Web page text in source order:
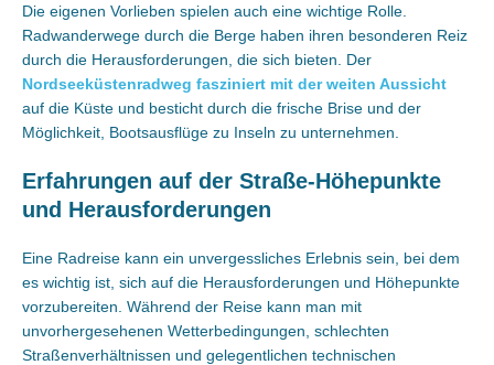
Die eigenen Vorlieben spielen auch eine wichtige Rolle.
Radwanderwege durch die Berge haben ihren besonderen Reiz
durch die Herausforderungen, die sich bieten. Der
Nordseeküstenradweg fasziniert mit der weiten Aussicht
auf die Küste und besticht durch die frische Brise und der
Möglichkeit, Bootsausflüge zu Inseln zu unternehmen.
Erfahrungen auf der Straße-Höhepunkte
und Herausforderungen
Eine Radreise kann ein unvergessliches Erlebnis sein, bei dem
es wichtig ist, sich auf die Herausforderungen und Höhepunkte
vorzubereiten. Während der Reise kann man mit
unvorhergesehenen Wetterbedingungen, schlechten
Straßenverhältnissen und gelegentlichen technischen